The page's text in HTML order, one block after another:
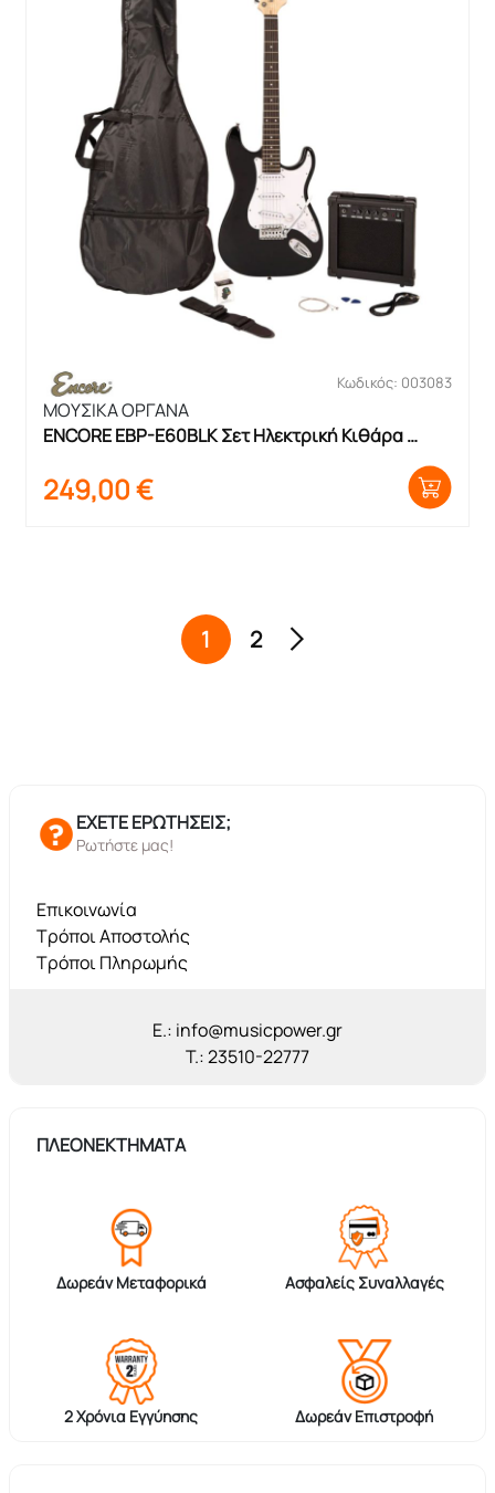
Κωδικός: 003083
ΜΟΥΣΙΚΑ ΟΡΓΑΝΑ
ENCORE EBP-E60BLK Σετ Ηλεκτρική Κιθάρα
249,00€
1 2
ΕΧΕΤΕ ΕΡΩΤΗΣΕΙΣ;
Ρωτήστε μας!
Επικοινωνία
Τρόποι Αποστολής
Τρόποι Πληρωμής
E.: info@musicpower.gr
T.: 23510-22777
ΠΛΕΟΝΕΚΤΗΜΑΤΑ
Δωρεάν Μεταφορικά Ασφαλείς Συναλλαγές
2 Χρόνια Εγγύησης Δωρεάν Επιστροφή